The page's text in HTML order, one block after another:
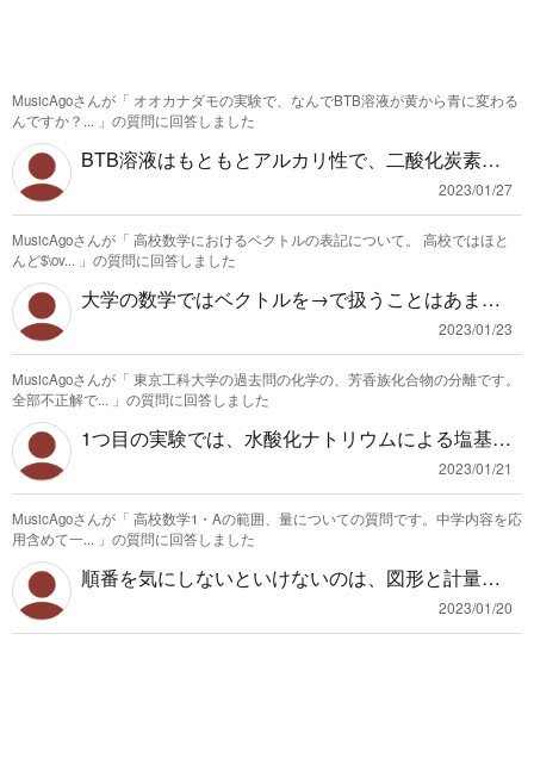
MusicAgoさんが「 オオカナダモの実験で、なんでBTB溶液が黄から青に変わる
んですか？... 」の質問に回答しました
BTB溶液はもともとアルカリ性で、二酸化炭素を
加えて中性、または酸性にして実験しています。
なので加えた二酸化炭素がすべてなくなった場合
はもともとのアルカリ性に戻り青色になります。
2023/01/27
MusicAgoさんが「 高校数学におけるベクトルの表記について。 高校ではほと
んど$\ov... 」の質問に回答しました
大学の数学ではベクトルを→で扱うことはあまり
ありません。 実数などと特別区別したい場合はボ
ールド体(太字)を用いて表すことはそこそこありま
すが、調べたい集合の元としてベクトルが存在す
る場合は単に$x$と書くことも少なくありません。
スカラー倍などを表す場合はλを用いて実数を表
すことが多いです。 $x\in\mathbb{R}$と忘れずに
書くことが大切だと思います。 入試で書きたい場
合は教科書からそれず、矢印を用いた方が良いと
思います。 矢印の上を省略するのは見たことがな
いのでどう感じるのかは人によって違うと思いま
すが、心配なのであれば初めに「これをベクトル
を表す記号とする」などを書いておくと良いと思
2023/01/23
MusicAgoさんが「 東京工科大学の過去問の化学の、芳香族化合物の分離です。
全部不正解で... 」の質問に回答しました
1つ目の実験では、水酸化ナトリウムによる塩基性
条件下なので、安息香酸もフェノールもナトリウ
ム塩になっています。安息香酸もフェノールもナ
トリウム塩は水によく溶けます。 なので、両方有
機溶媒Aには溶けず、水Bに溶けます。 2つ目の実
験では塩酸による酸性条件下なので、安息香酸も
フェノールも水に溶けないので 両方C有機溶媒に
溶け、D水には溶けません。 ここから、安息香酸
2023/01/21
MusicAgoさんが「 高校数学1・Aの範囲、量についての質問です。中学内容を応
用含めて一... 」の質問に回答しました
順番を気にしないといけないのは、図形と計量を
先に終わらせてから平面図形に行った方が良いと
いう程度だと思います。 並行して進めていくより
2023/01/20